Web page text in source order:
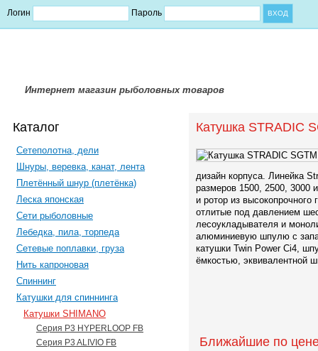
Логин Пароль
Интернет магазин рыболовных товаров
Каталог
Сетеполотна, дели
Шнуры, веревка, канат, лента
Плетённый шнур (плетёнка)
Леска японская
Сети рыболовные
Лебедка, пила, торпеда
Сетевые поплавки, груза
Нить капроновая
Спиннинг
Катушки для спиннинга
Катушки SHIMANO
Серия P3 HYPERLOOP FB
Серия P3 ALIVIO FB
Катушка STRADIC
дизайн корпуса. Линейка
размеров 1500, 2500, 3000
и ротор из
отлитые под давлением
лесоукладывателя и
алюминиевую шпулю с
катушки Twin Power Ci4,
ёмкостью, эквивалентной
Ближайшие по